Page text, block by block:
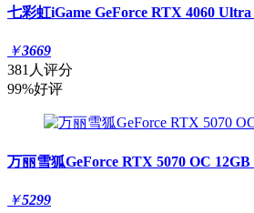
七彩虹iGame GeForce RTX 4060
￥3669
381人评分
99%好评
万丽雪狐GeForce RTX 5070 OC
￥5299